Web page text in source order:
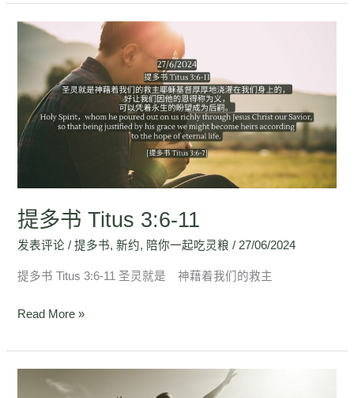
提多书 Titus 3:6-11
发表评论 /提多书,新约, 陪你一起吃灵粮 /27/06/2024
提多书 Titus 3:6-11 圣灵就是 神藉着我们的救主
Titus
3:6-
11
Read More »